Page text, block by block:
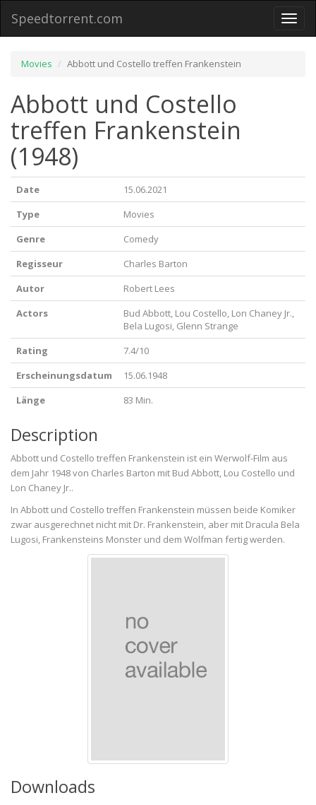
Toggle
Speedtorrent.com
Movies Abbott und Costello treffen Frankenstein
Abbott und Costello
treffen Frankenstein
(1948)
Date
15.06.2021
Type
Movies
Genre
Comedy
Regisseur
Charles Barton
Autor
Robert Lees
Actors
Bud Abbott, Lou Costello, Lon Chaney Jr.,
Bela Lugosi, Glenn Strange
Rating
7.4/10
Erscheinungsdatum
15.06.1948
Länge
83 Min.
Description
Abbott und Costello treffen Frankenstein ist ein Werwolf-Film aus
dem Jahr 1948 von Charles Barton mit Bud Abbott, Lou Costello und
Lon Chaney Jr..
In Abbott und Costello treffen Frankenstein müssen beide Komiker
zwar ausgerechnet nicht mit Dr. Frankenstein, aber mit Dracula Bela
Lugosi, Frankensteins Monster und dem Wolfman fertig werden.
Downloads